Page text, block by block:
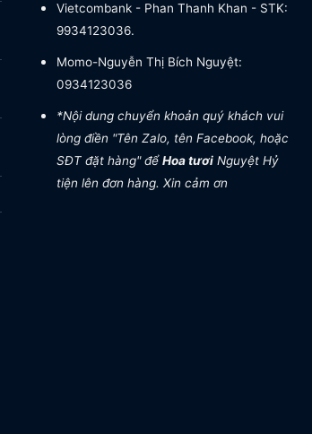
Vietcombank - Phan Thanh Khan - STK:
9934123036.
Momo-Nguyễn Thị Bích Nguyệt:
0934123036
*Nội dung chuyển khoản quý khách vui
lòng điền "Tên Zalo, tên Facebook, hoặc
SĐT đặt hàng" đểHoa tươiNguyệt Hỷ
tiện lên đơn hàng. Xin cảm ơn